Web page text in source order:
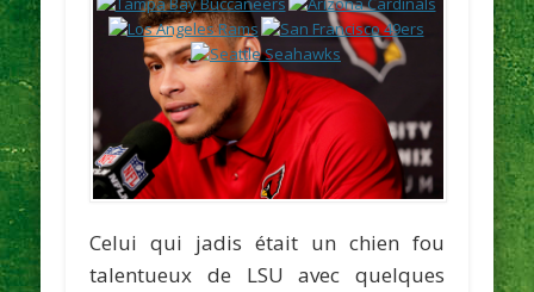
Celui qui jadis était un chien fou
talentueux de LSU avec quelques